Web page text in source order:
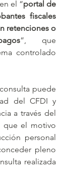
el “portal de
fiscales
retenciones o
”, que
controlado
puede
del CFDI y
a través del
que el motivo
personal
pleno
realizada